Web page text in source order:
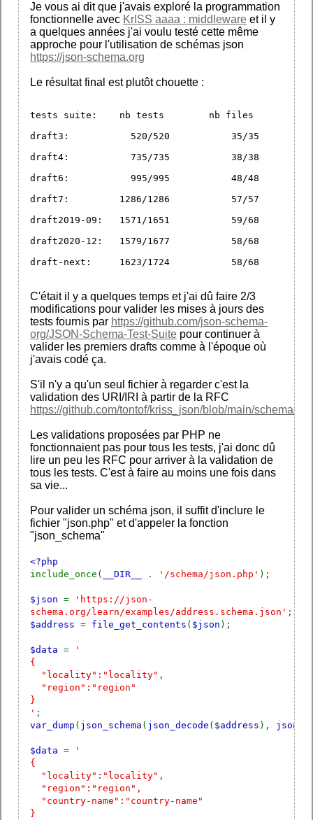
Je vous ai dit que j'avais exploré la programmation
fonctionnelle avec KrISS aaaa : middleware et il y
a quelques années j'ai voulu testé cette même
approche pour l'utilisation de schémas json
https://json-schema.org
Le résultat final est plutôt chouette :
tests suite:	nb tests	nb files
draft3: 	  520/520	    35/35
draft4: 	  735/735	    38/38
draft6: 	  995/995	    48/48
draft7: 	1286/1286	    57/57
draft2019-09: 	1571/1651	    59/68
draft2020-12: 	1579/1677	    58/68
draft-next: 	1623/1724	    58/68
C'était il y a quelques temps et j'ai dû faire 2/3
modifications pour valider les mises à jours des
tests fournis par https://github.com/json-schema-
org/JSON-Schema-Test-Suite pour continuer à
valider les premiers drafts comme à l'époque où
j'avais codé ça.
S'il n'y a qu'un seul fichier à regarder c'est la
validation des URI/IRI à partir de la RFC
https://github.com/tontof/kriss_json/blob/main/schema/
Les validations proposées par PHP ne
fonctionnaient pas pour tous les tests, j'ai donc dû
lire un peu les RFC pour arriver à la validation de
tous les tests. C'est à faire au moins une fois dans
sa vie...
Pour valider un schéma json, il suffit d'inclure le
fichier "json.php" et d'appeler la fonction
"json_schema"
<?php
include_once(
__DIR__ . '/schema/json.php' );
$json =
'https://json-
schema.org/learn/examples/address.schema.json' ;
$address = file_get_contents ( $json );
$data =
'
{
"locality":"locality",
"region":"region"
}
' ;
var_dump ( json_schema ( json_decode ( $address ),
$data =
'
{
"locality":"locality",
"region":"region",
"country-name":"country-name"
}